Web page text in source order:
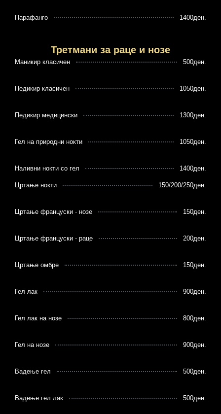
Парафанго 1400ден.
Третмани за раце и нозе
Маникир класичен 500ден.
Педикир класичен 1050ден.
Педикир медицински 1300ден.
Гел на природни нокти 1050ден.
Наливни нокти со гел 1400ден.
Цртање нокти 150/200/250ден.
Цртање француски - нозе 150ден.
Цртање француски - раце 200ден.
Цртање омбре 150ден.
Гел лак 900ден.
Гел лак на нозе 800ден.
Гел на нозе 900ден.
Вадење гел 500ден.
Вадење гел лак 500ден.